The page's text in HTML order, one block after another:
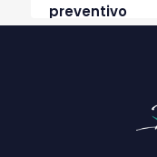
preventivo